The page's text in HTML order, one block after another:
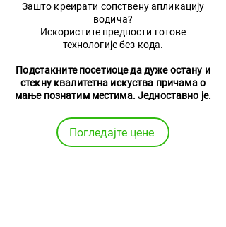
Зашто креирати сопствену апликацију
водича?
Искористите предности готове
технологије без кода.
Подстакните посетиоце да дуже остану и
стекну квалитетна искуства причама о
мање познатим местима. Једноставно је.
Погледајте цене